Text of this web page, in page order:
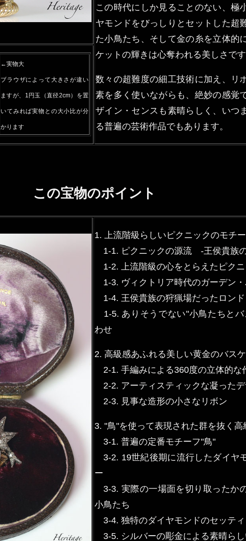
この時代にしか見ることのない、極
ヤモンドをびっしりとセットした超
た小鳥たち、そして金の糸を立体的
ケットの輝きは心奪われる美しさです
数々の超難度の細工技術に加え、リ
素を多く使いながらも、絶妙の感覚
ザイン・センスも素晴らしく、いつ
る普遍の芸術作品でもあります。
←実物大
ブラウザによって大きさが違い
ますが、1円玉（直径2cm）を置
いてみれば実物との大小比が分
かります
この宝物のポイント
1. 上流階級らしいピクニックのモチ
1-1. ピクニックの源流 -王侯貴族
1-2. 上流階級の心をとらえたピクニ
1-3. ヴィクトリア時代のガーデン・
1-4. 王侯貴族の狩猟場だったロン
1-5. ありそうでない"小鳥たちとバ
わせ
2. 高級感あふれる美しい黄金のバス
2-1. 手編みによる360度の立体的な
2-2. アーティスティックな凝った
2-3. 見事な造形の小さなリボン
3. "鳥"を使って表現された群を抜く高
3-1. 普遍の定番モチーフ"鳥"
3-2. 19世紀後期に流行したダイヤ
ー
3-3. 実際の一場面を切り取ったか
小鳥たち
3-4. 独特のダイヤモンドのセッテ
3-5. シルバーの彫金による素晴らし